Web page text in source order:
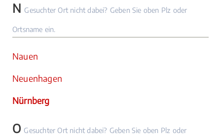
N Gesuchter Ort nicht dabei? Geben Sie oben Plz oder
Ortsname ein.
Nauen
Neuenhagen
Nürnberg
O Gesuchter Ort nicht dabei? Geben Sie oben Plz oder